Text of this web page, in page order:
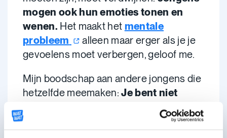
mogen ook hun emoties tonen en
wenen. Het maakt het mentale
probleem
alleen maar erger als je je
gevoelens moet verbergen, geloof me.
Mijn boodschap aan andere jongens die
hetzelfde meemaken:Je bent niet
Iedereen struggelt wel eens met
hun gevoelens, en dat is oké.